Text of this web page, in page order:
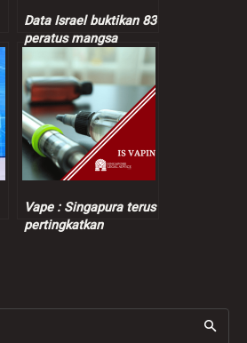
Data Israel buktikan 83
peratus mangsa
dibunuh tentera Zionis
orang awam
Vape : Singapura terus
pertingkatkan